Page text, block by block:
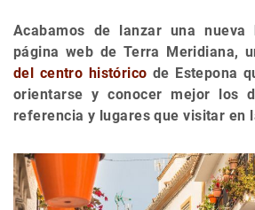
Acabamos de lanzar una nueva
página web de Terra Meridiana,
del centro histórico de Estepona
orientarse y conocer mejor los
referencia y lugares que visitar en